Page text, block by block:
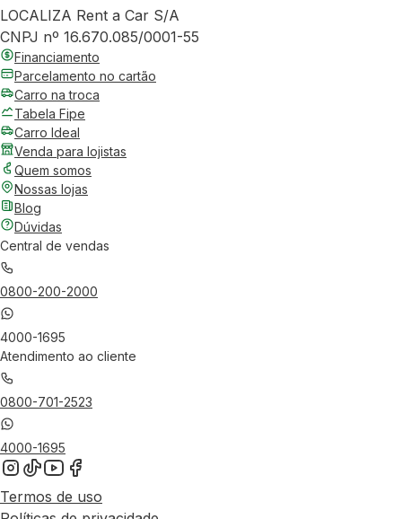
LOCALIZA Rent a Car S/A
CNPJ nº 16.670.085/0001-55
Financiamento
Parcelamento no cartão
Carro na troca
Tabela Fipe
Carro Ideal
Venda para lojistas
Quem somos
Nossas lojas
Blog
Dúvidas
Central de vendas
0800-200-2000
4000-1695
Atendimento ao cliente
0800-701-2523
4000-1695
Termos de uso